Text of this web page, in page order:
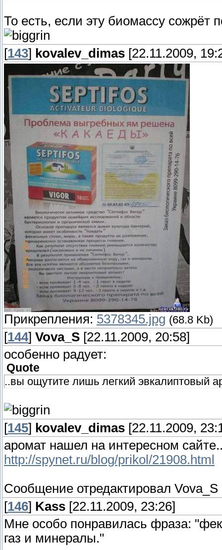
То есть, если эту биомассу сожрёт
[143] kovalev_dimas [22.11.2009,
Прикрепления: 5378345.jpg (68.8 Kb)
[144] Vova_S [22.11.2009, 20:58]
особенно радует:
Quote
..вы ощутите лишь легкий эвкалиптовый
[145] kovalev_dimas [22.11.2009,
аромат нашел на интересном
http://spynet.ru/blog/prikol/21908.html
Сообщение отредактировал Vova_S
[146] Kass [22.11.2009, 23:26]
Мне особо понравилась фраза:
газ и минералы."